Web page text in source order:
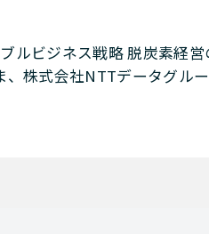
ルビジネス戦略 脱炭素経
株式会社NTTデータグル